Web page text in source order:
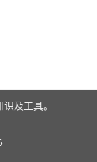
及工具。